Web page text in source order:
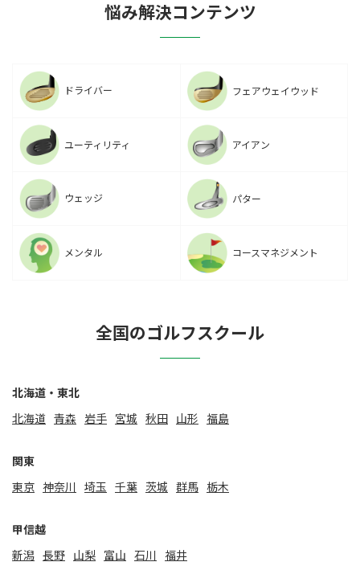
悩み解決コンテンツ
ドライバー フェアウェイウッド
ユーティリティ アイアン
ウェッジ パター
メンタル コースマネジメント
全国のゴルフスクール
北海道・東北
北海道 ⻘森 岩手 宮城 秋田 山形 福島
関東
東京 神奈川 埼玉 千葉 茨城 群馬 栃木
甲信越
新潟 ⻑野 山梨 富山 石川 福井